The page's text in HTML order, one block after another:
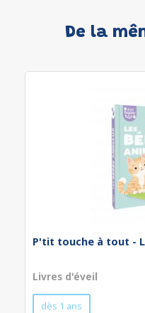
De la
P'tit touche à tout -
Livres d'éveil
dès 1 ans